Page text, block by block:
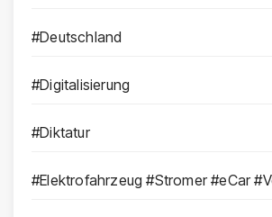
#Deutschland
#Digitalisierung
#Diktatur
#Elektrofahrzeug #Stromer #eCar